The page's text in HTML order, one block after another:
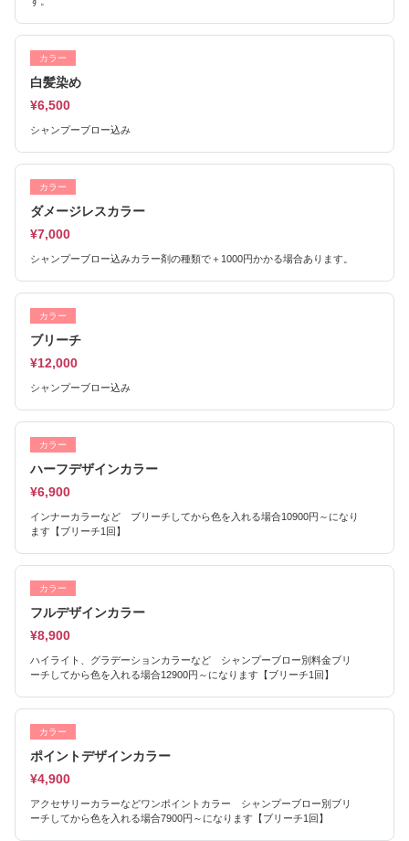
カラー
白髪染め
¥6,500
シャンプーブロー込み
カラー
ダメージレスカラー
¥7,000
シャンプーブロー込みカラー剤の種類で＋1000円かかる場合あります。
カラー
ブリーチ
¥12,000
シャンプーブロー込み
カラー
ハーフデザインカラー
¥6,900
インナーカラーなど ブリーチしてから色を入れる場合10900円～になり
ます【ブリーチ1回】
カラー
フルデザインカラー
¥8,900
ハイライト、グラデーションカラーなど シャンプーブロー別料金ブリ
ーチしてから色を入れる場合12900円～になります【ブリーチ1回】
カラー
ポイントデザインカラー
¥4,900
アクセサリーカラーなどワンポイントカラー シャンプーブロー別ブリ
ーチしてから色を入れる場合7900円～になります【ブリーチ1回】